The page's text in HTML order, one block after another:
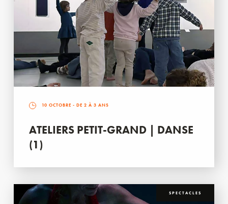
10 OCTOBRE - DE 2 À 3 ANS
ATELIERS PETIT-GRAND | DANSE
(1)
SPECTACLES